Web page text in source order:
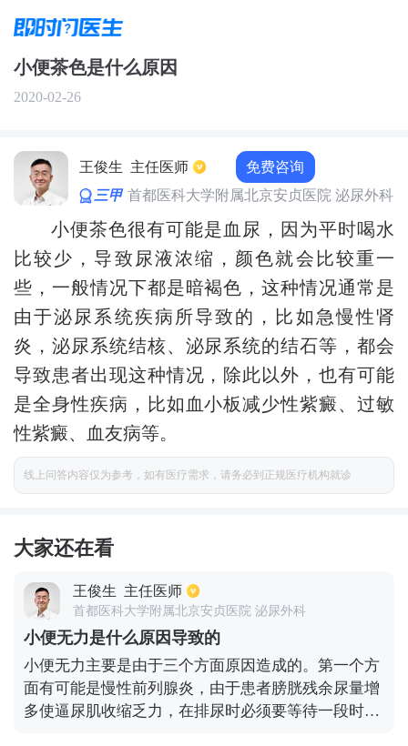
小便茶色是什么原因
2020-02-26
王俊生 主任医师 免费咨询
三甲 首都医科大学附属北京安贞医院 泌尿外科
小便茶色很有可能是血尿，因为平时喝水
比较少，导致尿液浓缩，颜色就会比较重一
些，一般情况下都是暗褐色，这种情况通常是
由于泌尿系统疾病所导致的，比如急慢性肾
炎，泌尿系统结核、泌尿系统的结石等，都会
导致患者出现这种情况，除此以外，也有可能
是全身性疾病，比如血小板减少性紫癜、过敏
性紫癜、血友病等。
线上问答内容仅为参考，如有医疗需求，请务必到正规医疗机构就诊
大家还在看
王俊生 主任医师
首都医科大学附属北京安贞医院 泌尿外科
小便无力是什么原因导致的
小便无力主要是由于三个方面原因造成的。第一个方
面有可能是慢性前列腺炎，由于患者膀胱残余尿量增
多使逼尿肌收缩乏力，在排尿时必须要等待一段时间